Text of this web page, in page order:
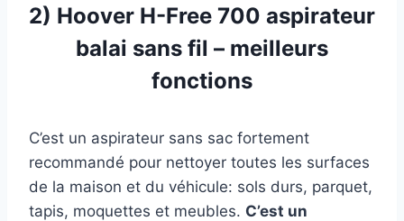
2) Hoover H-Free 700 aspirateur
balai sans fil – meilleurs
fonctions
C’est un aspirateur sans sac fortement
recommandé pour nettoyer toutes les surfaces
de la maison et du véhicule: sols durs, parquet,
tapis, moquettes et meubles. C’est un